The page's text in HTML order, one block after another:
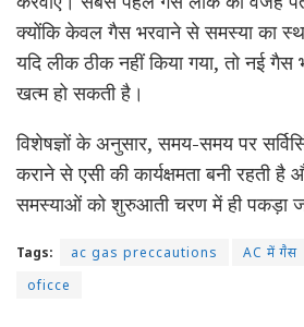
क्योंकि केवल गैस भरवाने से समस्या का
यदि लीक ठीक नहीं किया गया, तो नई
खत्म हो सकती है।
विशेषज्ञों के अनुसार, समय-समय पर
कराने से एसी की कार्यक्षमता बनी रहती
समस्याओं को शुरुआती चरण में ही पकड़ा
Tags: ac gas preccautions AC में गैस
oficce